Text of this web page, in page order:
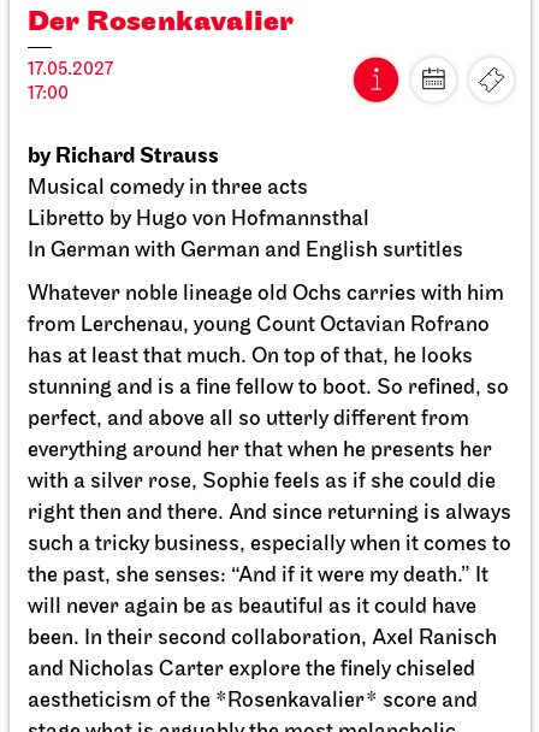
Staatsoper Stuttgart
Opernhaus
For the last time this season
Der fliegende Holländer
27.02.2027
19:00 - 21:30